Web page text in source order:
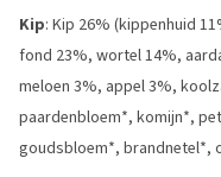
Kip: Kip 26% (kippenhuid
fond 23%, wortel 14%,
meloen 3%, appel 3%,
paardenbloem*, komijn*,
goudsbloem*, brandnetel*,